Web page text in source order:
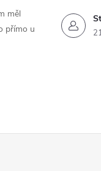
měl
přímo u